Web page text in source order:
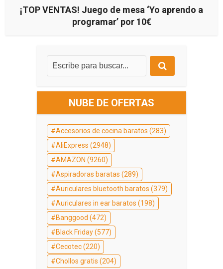
¡TOP VENTAS! Juego de mesa ‘Yo aprendo a
programar’ por 10€
NUBE DE OFERTAS
Accesorios de cocina baratos (283)
AliExpress (2948)
AMAZON (9260)
Aspiradoras baratas (289)
Auriculares bluetooth baratos (379)
Auriculares in ear baratos (198)
Banggood (472)
Black Friday(577)
Cecotec(220)
Chollos gratis (204)